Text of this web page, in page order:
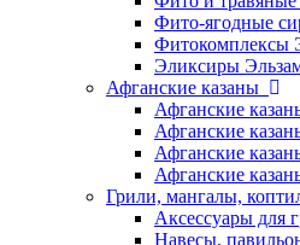
Фито-ягодные
Фитокомплексы
Эликсиры
Афганские казаны
Афганские
Афганские
Афганские
Афганские
Грили, мангалы,
Аксессуары для
Навесы,